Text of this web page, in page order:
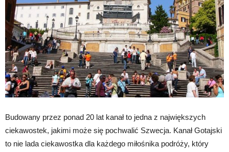
Budowany przez ponad 20 lat kanał to jedna z największych
ciekawostek, jakimi może się pochwalić Szwecja. Kanał Gotajski
to nie lada ciekawostka dla każdego miłośnika podróży, który